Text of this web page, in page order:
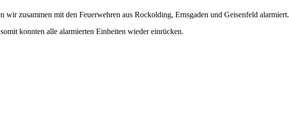
zusammen mit den Feuerwehren aus Rockolding, Ernsgaden und Geisenfeld alarmiert.
konnten alle alarmierten Einheiten wieder einrücken.